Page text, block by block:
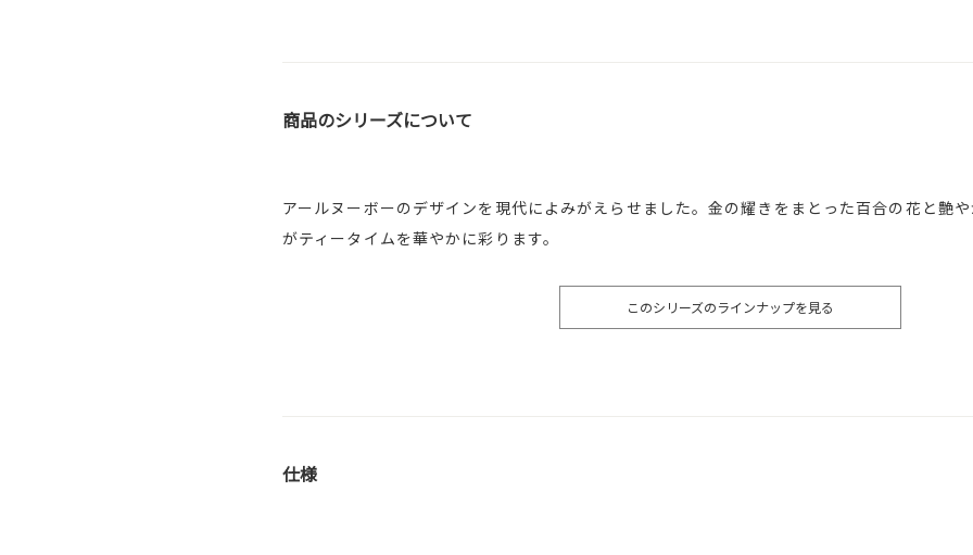
商品のシリーズについて
アールヌーボーのデザインを現代によみがえらせました。金の耀きをまとった百合の花と艶
がティータイムを華やかに彩ります。
このシリーズのラインナップを見る
仕様